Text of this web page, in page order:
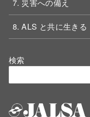
7. 災害への備え
8. ALS と共に生きる
検索